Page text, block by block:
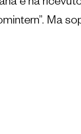
e ha
Ma